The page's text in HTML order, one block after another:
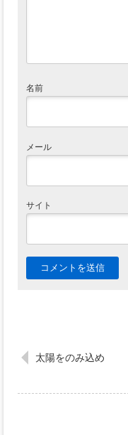
名前
メール
サイト
太陽をのみ込め